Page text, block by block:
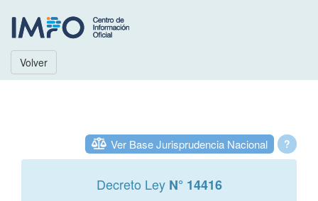
Volver
?
Ver Base Jurisprudencia Nacional
Decreto Ley N° 14416